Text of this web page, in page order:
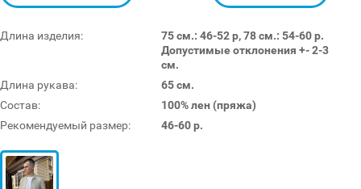
Длина изделия:
75 см.: 46-52 р, 78 см.: 54-60 р.
Допустимые отклонения +- 2-3
см.
Длина рукава:
65 см.
Состав:
100% лен (пряжа)
Рекомендуемый размер:
46-60 р.